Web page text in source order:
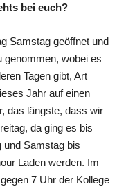
bei euch?
Samstag geöffnet und
genommen, wobei es
Tagen gibt, Art
Jahr auf einen
das längste, dass wir
da ging es bis
und Samstag bis
Laden werden. Im
7 Uhr der Kollege